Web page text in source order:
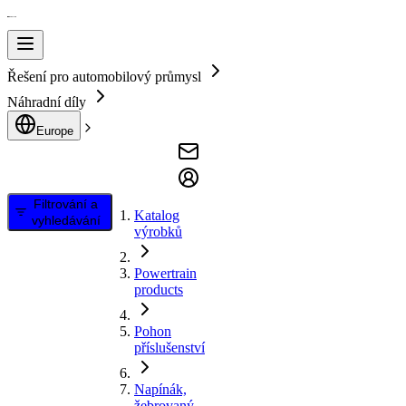
Řešení pro automobilový průmysl
Náhradní díly
Europe
Filtrování a
vyhledávání
Katalog
výrobků
Powertrain
products
Pohon
příslušenství
Napínák,